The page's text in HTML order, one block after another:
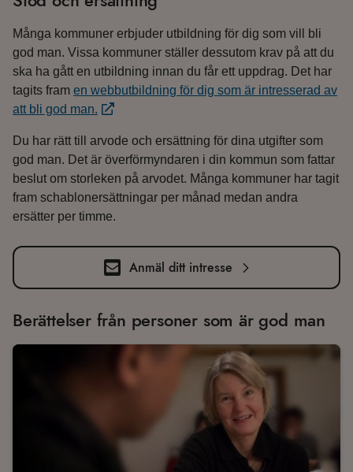
Många kommuner erbjuder utbildning för dig som vill bli
god man. Vissa kommuner ställer dessutom krav på att du
ska ha gått en utbildning innan du får ett uppdrag. Det har
tagits fram en webbutbildning för dig som är intresserad av
att bli god man.
Du har rätt till arvode och ersättning för dina utgifter som
god man. Det är överförmyndaren i din kommun som fattar
beslut om storleken på arvodet. Många kommuner har tagit
fram schablonersättningar per månad medan andra
ersätter per timme.
Anmäl ditt intresse
Berättelser från personer som är god man